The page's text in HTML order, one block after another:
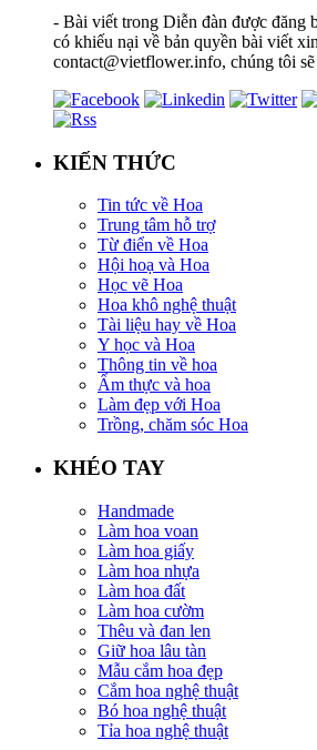
- Bài viết trong Diễn đàn được đăng
có khiếu nại về bản quyền bài viết
contact@vietflower.info, chúng tôi
KIẾN THỨC
Tin tức về Hoa
Trung tâm hỗ trợ
Từ điển về Hoa
Hội hoạ và Hoa
Học vẽ Hoa
Hoa khô nghệ thuật
Tài liệu hay về Hoa
Y học và Hoa
Thông tin về hoa
Ẩm thực và hoa
Làm đẹp với Hoa
Trồng, chăm sóc Hoa
KHÉO TAY
Handmade
Làm hoa voan
Làm hoa giấy
Làm hoa nhựa
Làm hoa đất
Làm hoa cườm
Thêu và đan len
Giữ hoa lâu tàn
Mẫu cắm hoa đẹp
Cắm hoa nghệ thuật
Bó hoa nghệ thuật
Tỉa hoa nghệ thuật